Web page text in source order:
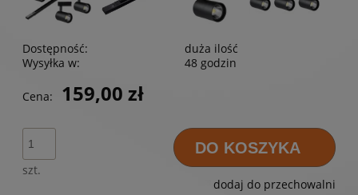
Dostępność:
duża ilość
Wysyłka w:
48 godzin
Cena: 159,00 zł
szt.
DO KOSZYKA
dodaj do przechowalni